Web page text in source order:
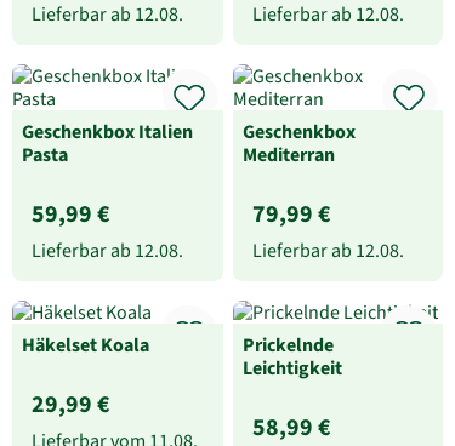
Lieferbar ab 12.08. Lieferbar ab 12.08.
Geschenkbox Italien
Pasta
59,99 €
Lieferbar ab 12.08.
Geschenkbox
Mediterran
79,99 €
Lieferbar ab 12.08.
Häkelset Koala
29,99 €
Lieferbar vom 11.08.
Prickelnde
Leichtigkeit
58,99 €